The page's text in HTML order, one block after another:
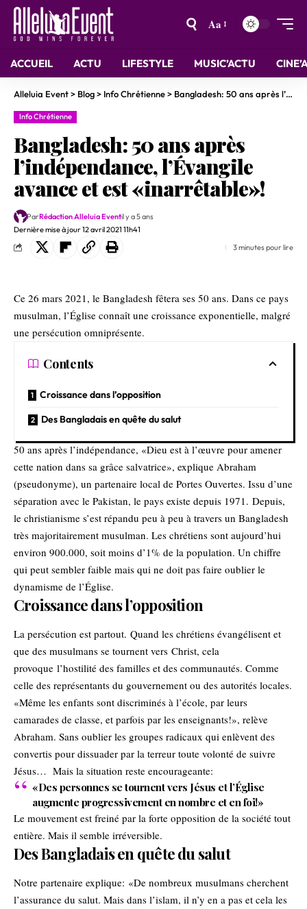
Aa
ACCUEIL ACTU LIFESTYLE MUSIC’ACTU
Alleluia Event> Blog> Info Chrétienne> Bangladesh: 50 ans après l’indépendance, l’Évangile avance et est «inarrêtable»!
Info Chrétienne
Bangladesh: 50 ans après
l’indépendance, l’Évangile
avance et est «inarrêtable»!
Dernière mise à jour 12 avril 2021 11h41
ParRédaction Alleluia Eventil y a 5 ans
3 minutes pour lire
Ce 26 mars 2021, le Bangladesh fêtera ses 50 ans. Dans ce pays
musulman, l’Église connaît une croissance exponentielle, malgré
une persécution omniprésente.
Contents
Croissance dans l’opposition
Des Bangladais en quête du salut
50 ans après l’indépendance, «Dieu est à l’œuvre pour amener
cette nation dans sa grâce salvatrice», explique Abraham
(pseudonyme), un partenaire local de Portes Ouvertes. Issu d’une
séparation avec le Pakistan, le pays existe depuis 1971. Depuis,
le christianisme s’est répandu peu à peu à travers un Bangladesh
très majoritairement musulman. Les chrétiens sont aujourd’hui
environ 900.000, soit moins d’1% de la population. Un chiffre
qui peut sembler faible mais qui ne doit pas faire oublier le
dynamisme de l’Église.
Croissance dans l’opposition
La persécution est partout. Quand les chrétiens évangélisent et
que des musulmans se tournent vers Christ, cela
provoque l’hostilité des familles et des communautés. Comme
celle des représentants du gouvernement ou des autorités locales.
«Même les enfants sont discriminés à l’école, par leurs
camarades de classe, et parfois par les enseignants!», relève
Abraham. Sans oublier les groupes radicaux qui enlèvent des
convertis pour dissuader par la terreur toute volonté de suivre
Jésus… Mais la situation reste encourageante:
«Des personnes se tournent vers Jésus et l’Église
augmente progressivement en nombre et en foi!»
Le mouvement est freiné par la forte opposition de la société tout
entière. Mais il semble irréversible.
Des Bangladais en quête du salut
Notre partenaire explique: «De nombreux musulmans cherchent
l’assurance du salut. Mais dans l’islam, il n’y en a pas et cela les